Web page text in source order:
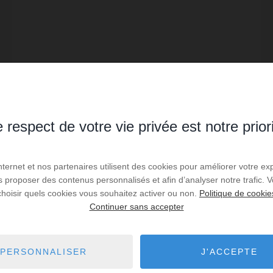
6personnes 3chambres 3lits 1salle d'eau
vacances pleine de charme, idéalement située sur la
colline prisée de la Californie au Cannet, limite
Cannes. Cette villa vous offre un cadre paisible av...
Réf. : 120-Chichourlier
Lire la suite
respect de votre vie privée est notre
et nos partenaires utilisent des cookies pour améliorer votre
proposer des contenus personnalisés et afin d’analyser notre trafic.
quels cookies vous souhaitez activer ou non. Politique de
Continuer sans accepter
PERSONNALISER J'ACCEPTE